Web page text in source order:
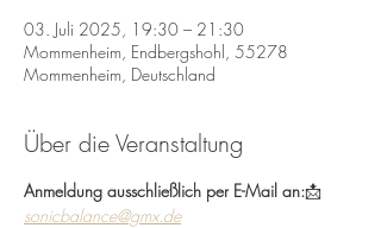
03. Juli 2025, 19:30 – 21:30
Mommenheim, Endbergshohl, 55278
Mommenheim, Deutschland
Über die Veranstaltung
Anmeldung ausschließlich per E-Mail an:📩
sonicbalance@gmx.de